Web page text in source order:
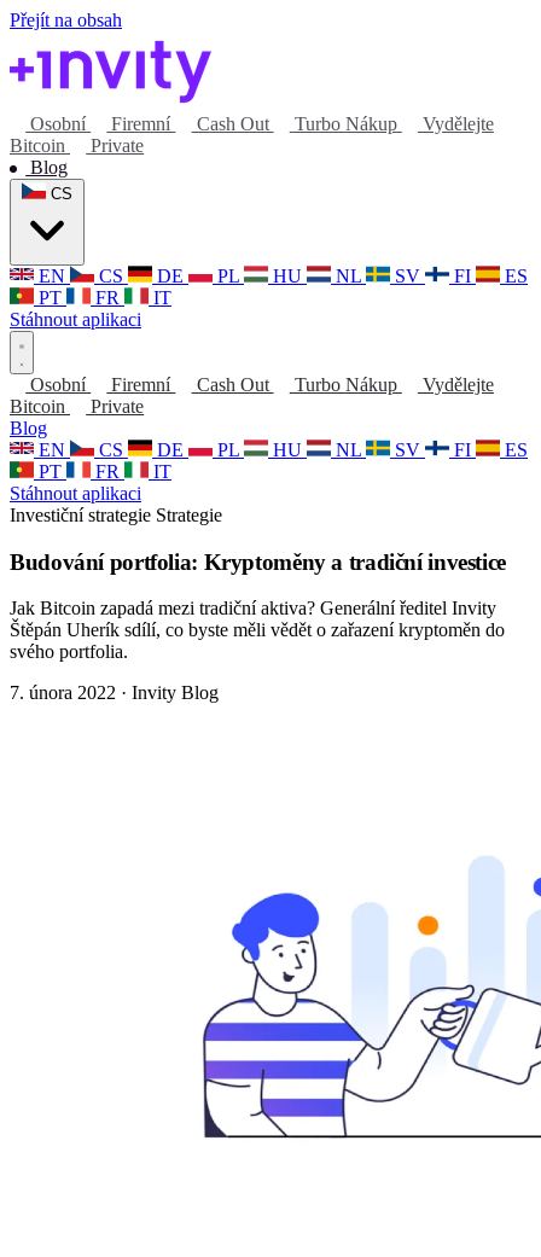
Přejít na obsah
Osobní Firemní Cash Out Turbo Nákup
Vydělejte
Bitcoin
Private
Blog
EN CS DE PL HU NL SV FI
ES
PT
FR
IT
Stáhnout aplikaci
Osobní Firemní Cash Out Turbo Nákup
Vydělejte
Bitcoin
Private
Blog
EN
CS DE PL HU NL SV FI
ES
PT
FR
IT
Stáhnout aplikaci
Investiční strategie Strategie
Budování portfolia: Kryptoměny a tradiční investice
Jak Bitcoin zapadá mezi tradiční aktiva? Generální ředitel Invity
Štěpán Uherík sdílí, co byste měli vědět o zařazení kryptoměn do
svého portfolia.
7. února 2022 · Invity Blog